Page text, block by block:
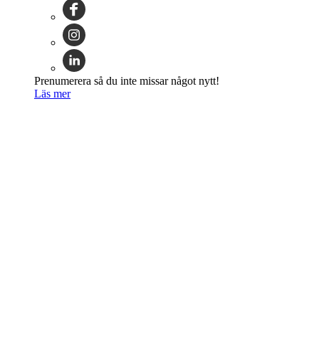
Prenumerera så du inte missar något nytt!
Läs mer